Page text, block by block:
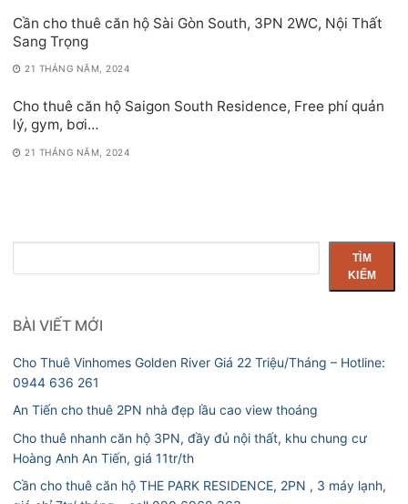
Cần cho thuê căn hộ Sài Gòn South, 3PN 2WC, Nội Thất
Sang Trọng
21 THÁNG NĂM, 2024
Cho thuê căn hộ Saigon South Residence, Free phí quản
lý, gym, bơi…
21 THÁNG NĂM, 2024
kiếm
TÌM
KIẾM
BÀI VIẾT MỚI
Cho Thuê Vinhomes Golden River Giá 22 Triệu/Tháng – Hotline:
0944 636 261
An Tiến cho thuê 2PN nhà đẹp lầu cao view thoáng
Cho thuê nhanh căn hộ 3PN, đầy đủ nội thất, khu chung cư
Hoàng Anh An Tiến, giá 11tr/th
Cần cho thuê căn hộ THE PARK RESIDENCE, 2PN , 3 máy lạnh,